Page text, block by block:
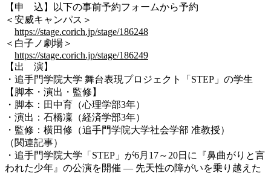
【申 込】以下の事前予約フォームから予約
＜安威キャンパス＞
https://stage.corich.jp/stage/186248
＜白子ノ劇場＞
https://stage.corich.jp/stage/186249
【出 演】
・追手門学院大学 舞台表現プロジェクト「STEP」の学生
【脚本・演出・監修】
・脚本：田中育（心理学部3年）
・演出：石橋凜（経済学部3年）
・監修：横田修（追手門学院大学社会学部 准教授）
（関連記事）
・追手門学院大学「STEP」が6月17～20日に『鼻曲がりと言
われた少年』の公演を開催 — 先天性の障がいを乗り越えた